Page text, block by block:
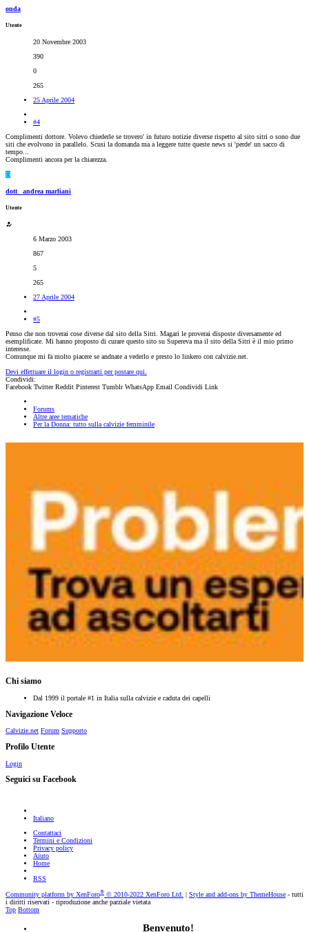
onda
Utente
20 Novembre 2003
390
0
265
25 Aprile 2004
#4
Complimenti dottore. Volevo chiederle se trovero' in futuro notizie diverse rispetto al sito sitri o sono due
siti che evolvono in parallelo. Scusi la domanda ma a leggere tutte queste news si 'perde' un sacco di
tempo...
Complimenti ancora per la chiarezza.
D
dott_ andrea marliani
Utente
6 Marzo 2003
867
5
265
27 Aprile 2004
#5
Penso che non troverai cose diverse dal sito della Sitri. Magari le proverai disposte diversamente ed
esemplificate. Mi hanno proposto di curare questo sito su Supereva ma il sito della Sitri è il mio primo
interesse.
Comunque mi fa molto piacere se andnate a vederlo e presto lo linkero con calvizie.net.
Devi effettuare il login o registrarti per postare qui.
Condividi:
Facebook Twitter Reddit Pinterest Tumblr WhatsApp Email Condividi Link
Forums
Altre aree tematiche
Per la Donna: tutto sulla calvizie femminile
Chi siamo
Dal 1999 il portale #1 in Italia sulla calvizie e caduta dei capelli
Navigazione Veloce
Calvizie.net Forum Supporto
Profilo Utente
Login
Seguici su Facebook
Italiano
Contattaci
Termini e Condizioni
Privacy policy
Aiuto
Home
RSS
Community platform by XenForo® © 2010-2022 XenForo Ltd. Style and add-ons by ThemeHouse - tutti
i diritti riservati - riproduzione anche parziale vietata
Top Bottom
Benvenuto!